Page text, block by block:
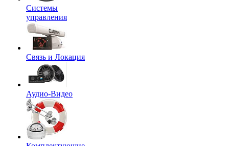
Системы
управления
Связь и Локация
Аудио-Видео